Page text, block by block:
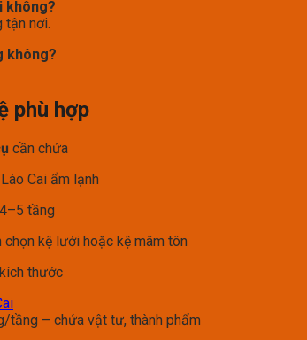
không?
tận nơi.
không?
phù hợp
cần chứa
Cai ẩm lạnh
tầng
kệ lưới hoặc kệ mâm tôn
thước
tầng – chứa vật tư, thành phẩm